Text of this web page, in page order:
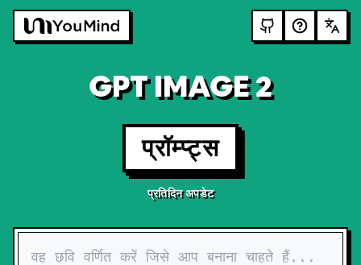
GPT IMAGE 2
प्रॉम्प्ट्स
प्रतिदिन अपडेट